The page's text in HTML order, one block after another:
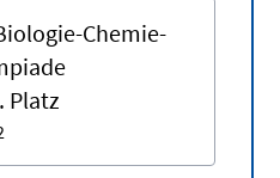
Chemie-
Platz